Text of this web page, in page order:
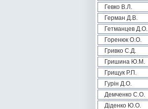
Гевко В.Л.
Герман Д.В.
Гетманцев Д.О.
Горенюк О.О.
Гривко С.Д.
Гришина Ю.М.
Грищук Р.П.
Гурін Д.О.
Демченко С.О.
Діденко Ю.О.